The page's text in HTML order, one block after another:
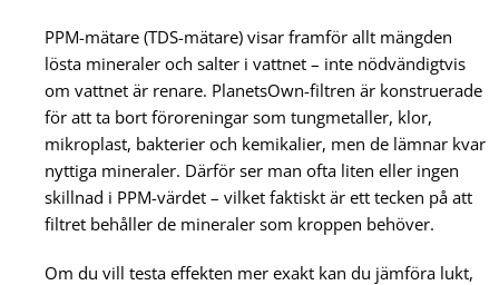
PPM-mätare (TDS-mätare) visar framför allt mängden
lösta mineraler och salter i vattnet – inte nödvändigtvis
om vattnet är renare. PlanetsOwn-filtren är konstruerade
för att ta bort föroreningar som tungmetaller, klor,
mikroplast, bakterier och kemikalier, men de lämnar kvar
nyttiga mineraler. Därför ser man ofta liten eller ingen
skillnad i PPM-värdet – vilket faktiskt är ett tecken på att
filtret behåller de mineraler som kroppen behöver.
Om du vill testa effekten mer exakt kan du jämföra lukt,